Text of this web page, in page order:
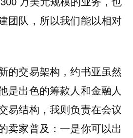
团队，所以我们能以相对
的交易架构，约书亚虽然
是出色的筹款人和金融人
易结构，我则负责在会议
卖家普及：一是你可以出